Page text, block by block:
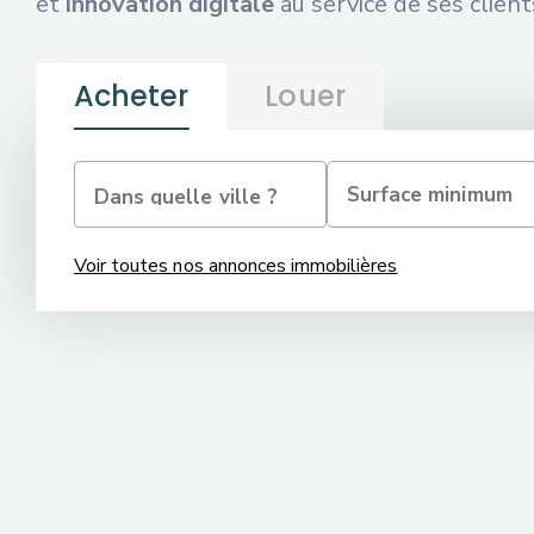
Acheter Louer
Voir toutes nos annonces immobilières